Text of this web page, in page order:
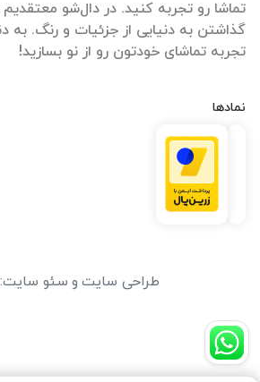
تماشا رو تجربه کنید. در دال‌شو
گذاشتن به دنیایی از جزئیات و رنگ. به
تجربه تماشای خودتون رو از نو بسازید!
نمادها
طراحی سایت و سئو سایت: